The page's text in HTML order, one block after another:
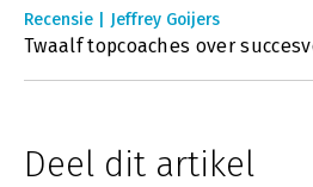
Recensie | Jeffrey Goijers
Twaalf topcoaches over
Deel dit artikel